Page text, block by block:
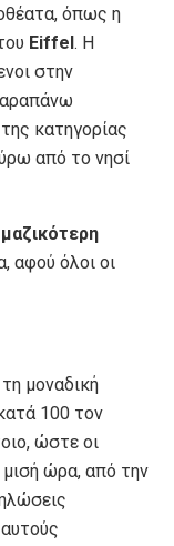
όπως η
Eiffel. Η
στην
κατηγορίας
από το νησί
μαζικότερη
αφού όλοι οι
μοναδική
100 τον
ώστε οι
ώρα, από την